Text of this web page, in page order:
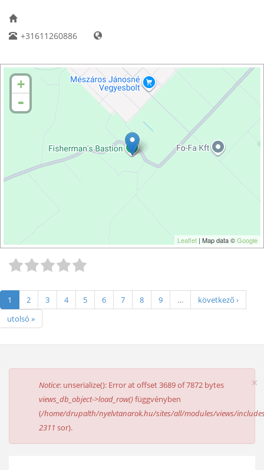
+31611260886
+
-
Leaflet | Map data ©Google
1 2 3 4 5 6 7 8 9 …
következő ›
utolsó »
×
HIBAÜZENET
Notice: unserialize(): Error at offset 3689 of 7872 bytes
views_db_object->load_row() függvényben
(/home/drupalth/nyelvtanarok.hu/sites/all/modules/views/
2311 sor).